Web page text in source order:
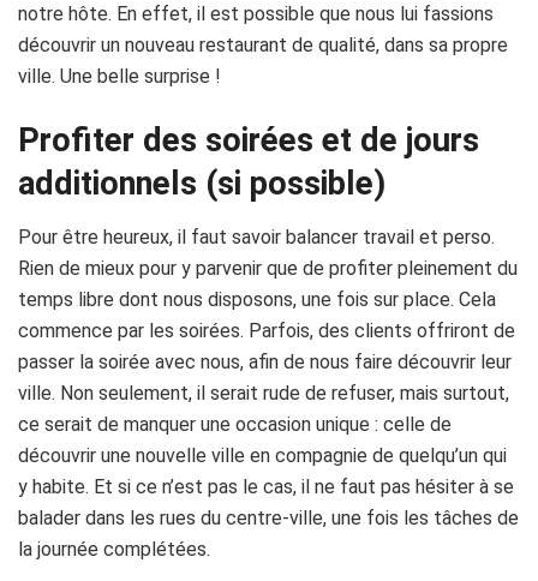
notre hôte. En effet, il est possible que nous lui fassions
découvrir un nouveau restaurant de qualité, dans sa propre
ville. Une belle surprise !
Profiter des soirées et de jours
additionnels (si possible)
Pour être heureux, il faut savoir balancer travail et perso.
Rien de mieux pour y parvenir que de profiter pleinement du
temps libre dont nous disposons, une fois sur place. Cela
commence par les soirées. Parfois, des clients offriront de
passer la soirée avec nous, afin de nous faire découvrir leur
ville. Non seulement, il serait rude de refuser, mais surtout,
ce serait de manquer une occasion unique : celle de
découvrir une nouvelle ville en compagnie de quelqu’un qui
y habite. Et si ce n’est pas le cas, il ne faut pas hésiter à se
balader dans les rues du centre-ville, une fois les tâches de
la journée complétées.